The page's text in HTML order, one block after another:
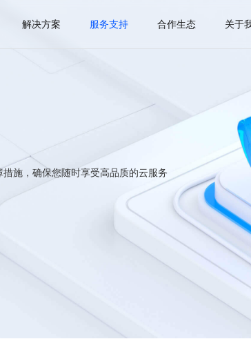
解决方案 服务支持 合作生态 关于
施，确保您随时享受高品质的云服务